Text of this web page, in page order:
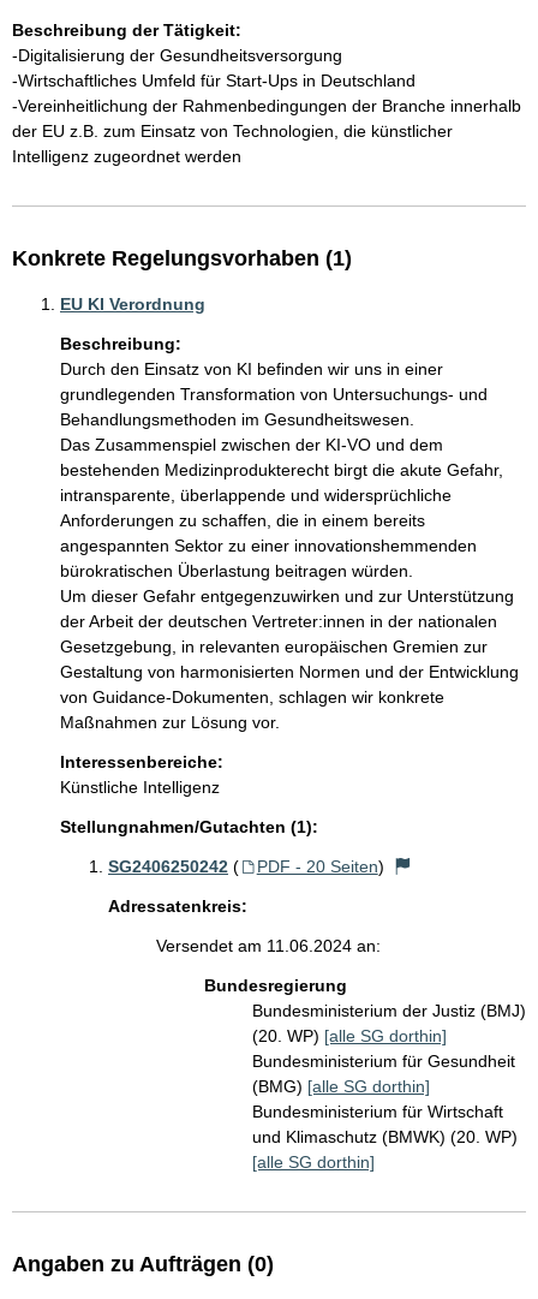
Beschreibung der Tätigkeit:
-Digitalisierung der Gesundheitsversorgung
-Wirtschaftliches Umfeld für Start-Ups in Deutschland
-Vereinheitlichung der Rahmenbedingungen der Branche innerhalb
der EU z.B. zum Einsatz von Technologien, die künstlicher
Intelligenz zugeordnet werden
Konkrete Regelungsvorhaben (1)
EU KI Verordnung
Beschreibung:
Durch den Einsatz von KI befinden wir uns in einer
grundlegenden Transformation von Untersuchungs- und
Behandlungsmethoden im Gesundheitswesen.
Das Zusammenspiel zwischen der KI-VO und dem
bestehenden Medizinprodukterecht birgt die akute Gefahr,
intransparente, überlappende und widersprüchliche
Anforderungen zu schaffen, die in einem bereits
angespannten Sektor zu einer innovationshemmenden
bürokratischen Überlastung beitragen würden.
Um dieser Gefahr entgegenzuwirken und zur Unterstützung
der Arbeit der deutschen Vertreter:innen in der nationalen
Gesetzgebung, in relevanten europäischen Gremien zur
Gestaltung von harmonisierten Normen und der Entwicklung
von Guidance-Dokumenten, schlagen wir konkrete
Maßnahmen zur Lösung vor.
Interessenbereiche:
Künstliche Intelligenz
Stellungnahmen/Gutachten (1):
SG2406250242 ( PDF - 20 Seiten)
Adressatenkreis:
Versendet am 11.06.2024 an:
Bundesregierung
Bundesministerium der Justiz (BMJ)
(20. WP) [alle SG dorthin]
Bundesministerium für Gesundheit
(BMG) [alle SG dorthin]
Bundesministerium für Wirtschaft
und Klimaschutz (BMWK) (20. WP)
[alle SG dorthin]
Angaben zu Aufträgen (0)